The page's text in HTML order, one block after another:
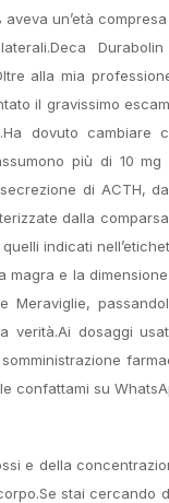
un’età
alla mia
il gravissimo
dovuto cambiare
più di 10
di ACTH,
dalla
indicati
e la
Meraviglie,
verità.Ai dosaggi
confattami su
e della
stai cercando